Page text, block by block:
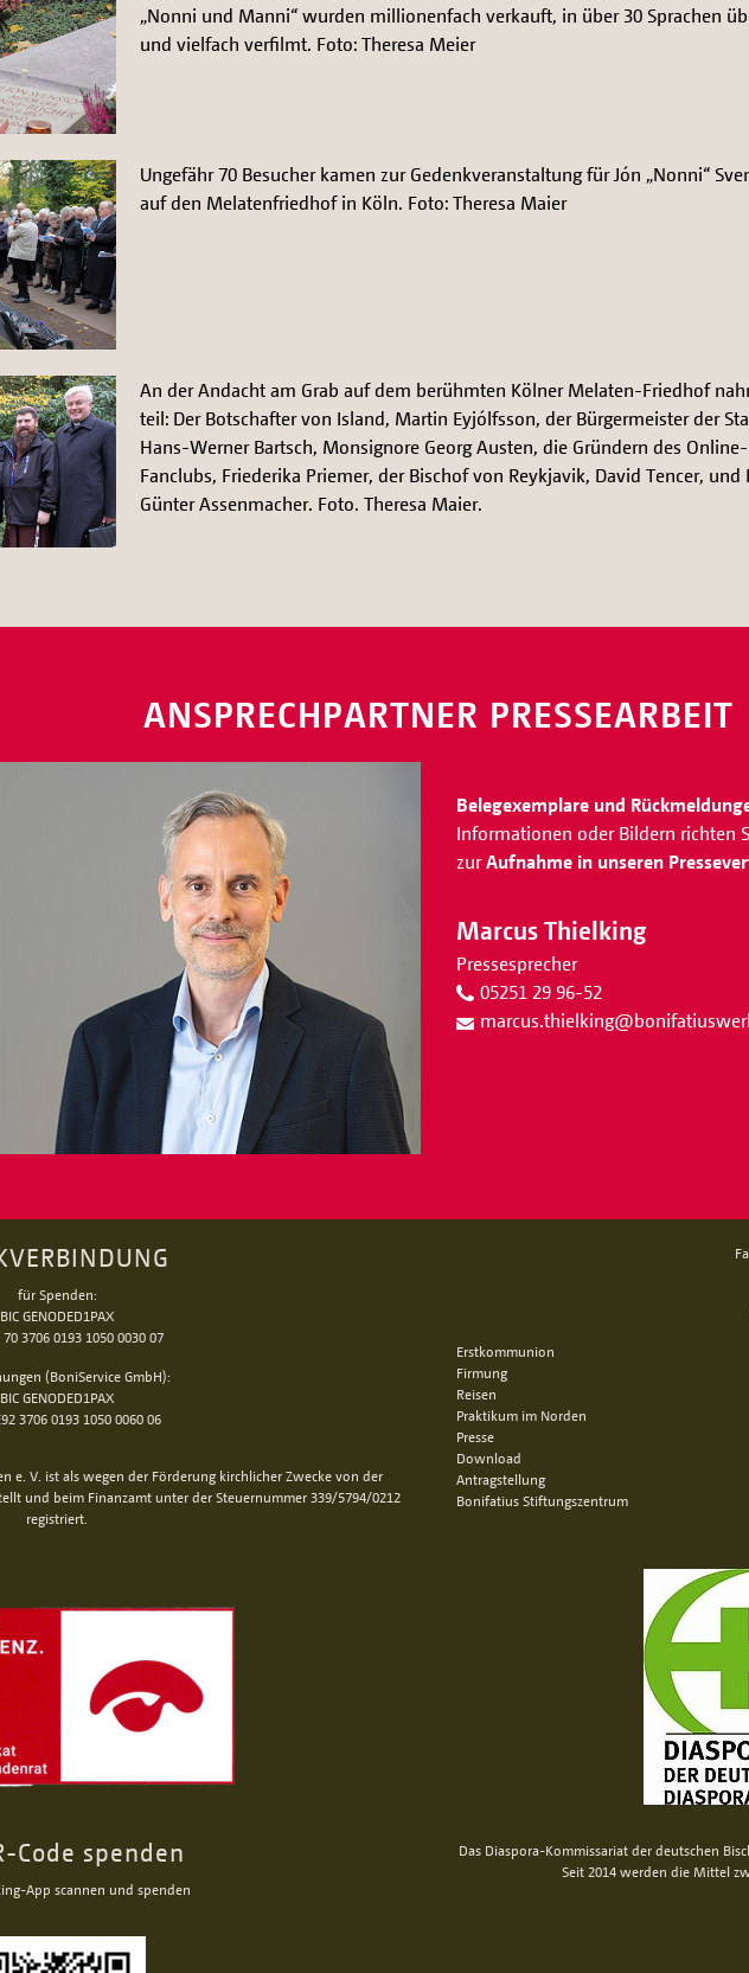
„Nonni und Manni“ wurden millionenfach verkauft, in über 30 Sprachen
und vielfach verfilmt. Foto: Theresa Meier
Ungefähr 70 Besucher kamen zur Gedenkveranstaltung für Jón „Nonni“
auf den Melatenfriedhof in Köln. Foto: Theresa Maier
An der Andacht am Grab auf dem berühmten Kölner Melaten-Friedhof
teil: Der Botschafter von Island, Martin Eyjólfsson, der Bürgermeister der
Hans-Werner Bartsch, Monsignore Georg Austen, die Gründern des
Fanclubs, Friederika Priemer, der Bischof von Reykjavik, David Tencer, und
Günter Assenmacher. Foto. Theresa Maier.
ANSPRECHPARTNER PRESSEARBEIT
Belegexemplare und
Informationen oder Bildern richten
zurAufnahme in unseren
Marcus Thielking
Pressesprecher
05251 29 96-52
marcus.thielking@
für Spenden:
BIC GENODED1PAX
70 3706 0193 1050 0030 07
(BoniService GmbH):
BIC GENODED1PAX
3706 0193 1050 0060 06
e. V. ist als wegen der Förderung kirchlicher Zwecke von der
und beim Finanzamt unter der Steuernummer 339/5794/0212
registriert.
Code spenden
App scannen und spenden
Erstkommunion
Firmung
Reisen
Praktikum im Norden
Presse
Download
Antragstellung
Bonifatius Stiftungszentrum
Das Diaspora-Kommissariat der deutschen
Seit 2014 werden die Mittel